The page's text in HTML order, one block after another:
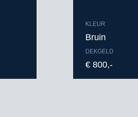
KLEUR
Bruin
DEKGELD
€ 800,-